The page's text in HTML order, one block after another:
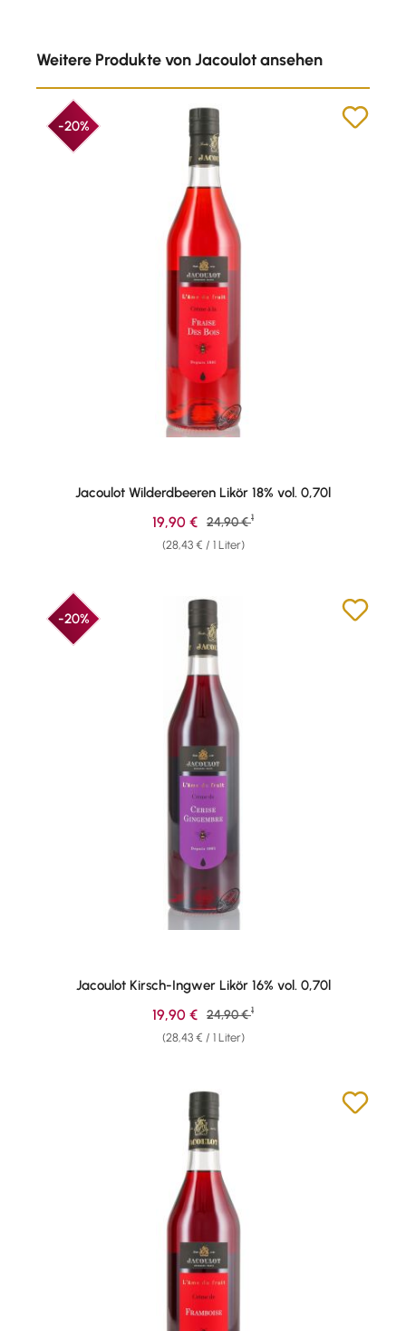
Weitere Produkte von Jacoulot ansehen
-20%
Jacoulot Wilderdbeeren Likör 18% vol. 0,70l
(28,43 € / 1 Liter)
Verkaufspreis:
19,90 € Regulärer Preis:
24,90 € 1
-20%
Jacoulot Kirsch-Ingwer Likör 16% vol. 0,70l
(28,43 € / 1 Liter)
Verkaufspreis:
19,90 € Regulärer Preis:
24,90 € 1